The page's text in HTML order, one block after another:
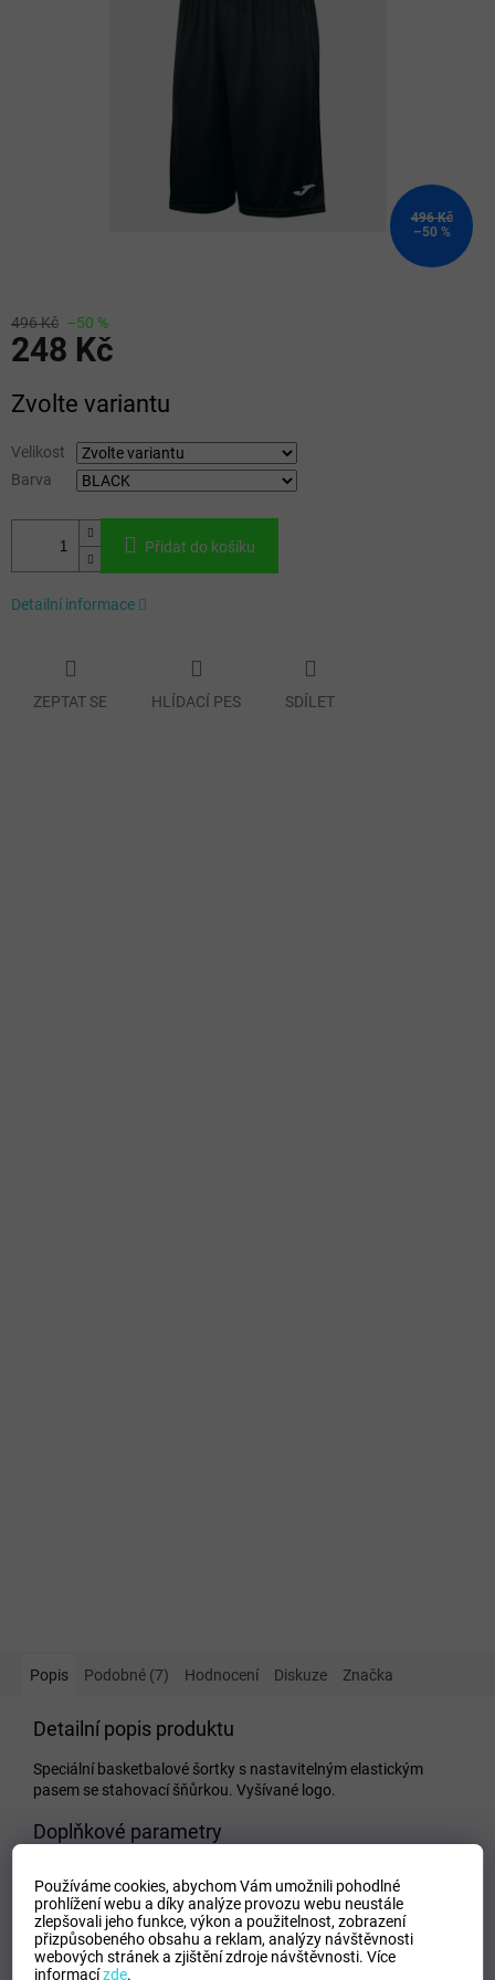
Používáme cookies, abychom Vám umožnili pohodlné
prohlížení webu a díky analýze provozu webu neustále
zlepšovali jeho funkce, výkon a použitelnost,zobrazení
přizpůsobeného obsahu a reklam, analýzy návštěvnosti
webových stránek a zjištění zdroje návštěvnosti.Více
informacízde.
496 Kč
–50 %
496 Kč –50 %
248 Kč
cena:
Zvolte variantu
Velikost
Barva
Přidat do košíku
Detailní informace
ZEPTAT SE HLÍDACÍ PES SDÍLET
Popis Podobné (7) Hodnocení Diskuze Značka
Detailní popis produktu
Speciální basketbalové šortky s nastavitelným elastickým
pasem se stahovací šňůrkou. Vyšívané logo.
Doplňkové parametry
EAN:
Zvolte variantu
Tipo Mdelo:
T
Composicion:
100% Polyester